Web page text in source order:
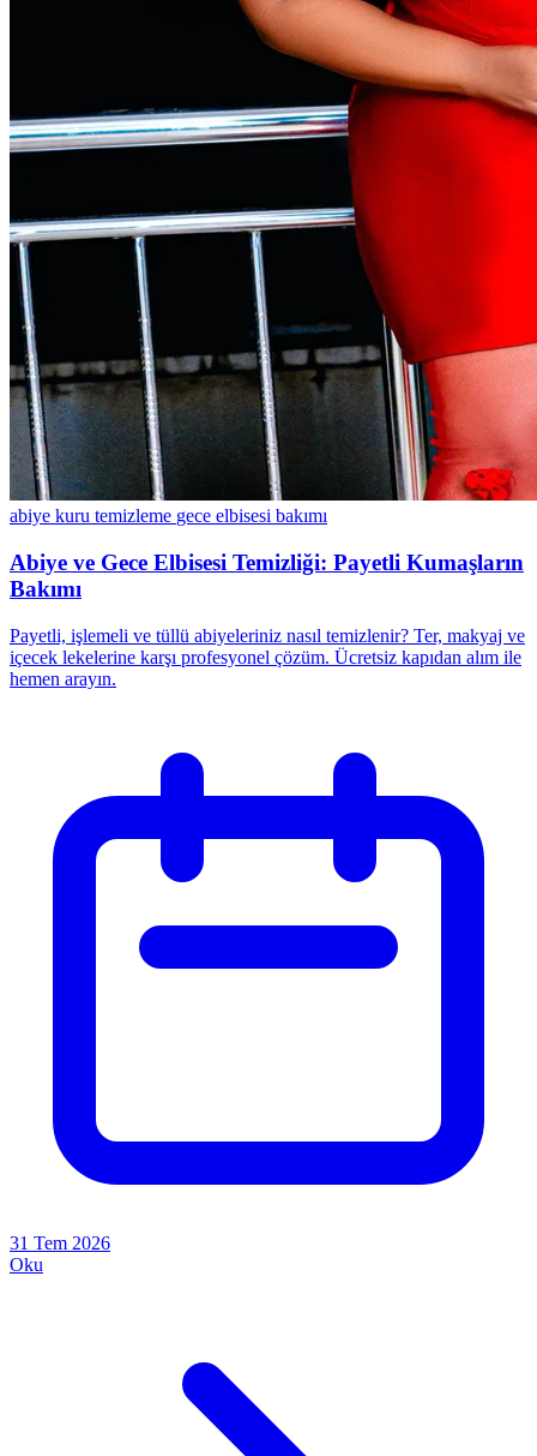
abiye kuru temizleme gece elbisesi bakımı
Abiye ve Gece Elbisesi Temizliği: Payetli Kumaşların
Bakımı
Payetli, işlemeli ve tüllü abiyeleriniz nasıl temizlenir? Ter, makyaj ve
içecek lekelerine karşı profesyonel çözüm. Ücretsiz kapıdan alım ile
hemen arayın.
31 Tem 2026
Oku